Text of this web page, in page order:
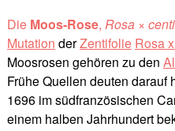
Die Moos-Rose, Rosa×
Mutation derZentifolie Rosa
Moosrosen gehören zu den
Frühe Quellen deuten darauf
1696 im südfranzösischen
einem halben Jahrhundert